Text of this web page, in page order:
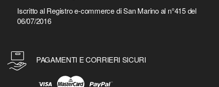
Iscritto al Registro e-commerce di San Marino al n°415 del
06/07/2016
PAGAMENTI E CORRIERI SICURI